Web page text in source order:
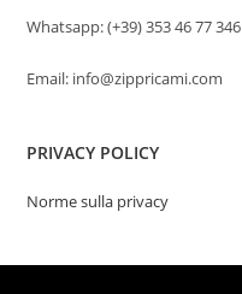
Whatsapp: (+39) 353 46 77 346
Email: info@zippricami.com
PRIVACY POLICY
Norme sulla privacy